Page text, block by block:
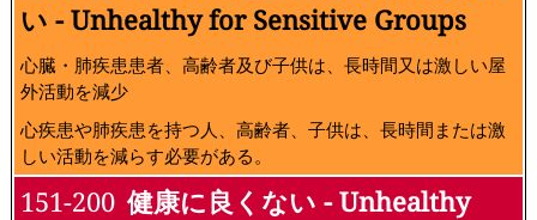
い - Unhealthy for Sensitive Groups
心臓・肺疾患患者、高齢者及び子供は、長時間又は激しい屋
外活動を減少
心疾患や肺疾患を持つ人、高齢者、子供は、長時間または激
しい活動を減らす必要がある。
151-200 健康に良くない - Unhealthy